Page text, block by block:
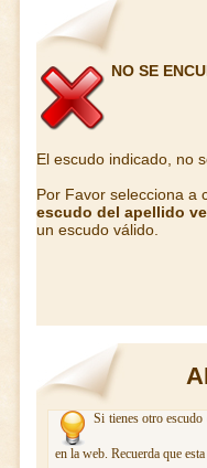
NO SE
El escudo indicado, no
Por Favor selecciona a
escudo del apellido
un escudo válido.
Si tienes otro
en la web. Recuerda que